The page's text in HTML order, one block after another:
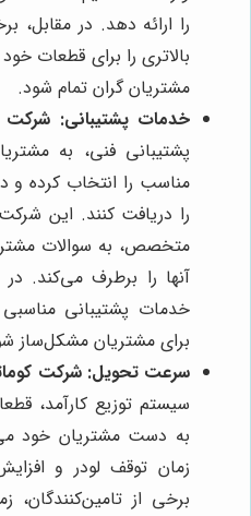
را ارائه دهد. در مقابل،
بالاتری را برای قطعات
مشتریان گران تمام شود.
خدمات پشتیبانی: شرکت
پشتیبانی فنی، به
مناسب را انتخاب کرده و
را دریافت کنند. این
متخصص، به سوالات
آنها را برطرف می‌کند. در
خدمات پشتیبانی مناسبی
برای مشتریان مشکل‌ساز
سرعت تحویل: شرکت
سیستم توزیع کارآمد،
به دست مشتریان خود
زمان توقف لودر و
برخی از تامین‌کنندگان،